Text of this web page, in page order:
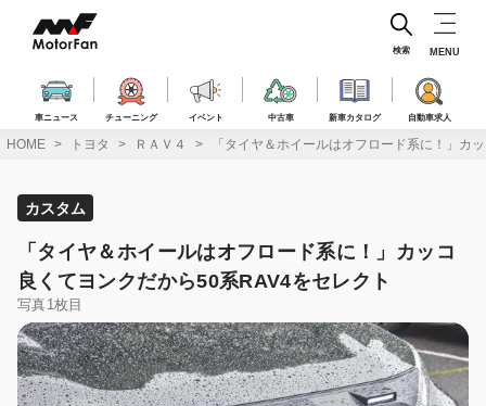
ス
車ニュース チューニング イベント 中古車 新車カタログ 自動車求人
検索 MENU
HOME トヨタ ＲＡＶ４ 「タイヤ＆ホイールはオフロード系に！」カ
カスタム
「タイヤ＆ホイールはオフロード系に！」カッコ
良くてヨンクだから50系RAV4をセレクト
写真1枚目